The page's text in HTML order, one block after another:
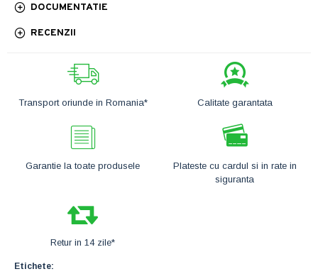
Transport oriunde in Romania* Calitate garantata
Garantie la toate produsele
Plateste cu cardul si in rate in
siguranta
Retur in 14 zile*
DOCUMENTATIE
RECENZII
Etichete: